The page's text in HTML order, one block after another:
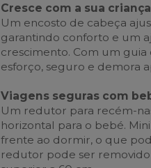
Cresce com a sua criança
Um encosto de cabeça
garantindo conforto e um
crescimento. Com um guia
esforço, seguro e demora
Viagens seguras com
Um redutor para recém-
horizontal para o bebé.
frente ao dormir, o que
redutor pode ser